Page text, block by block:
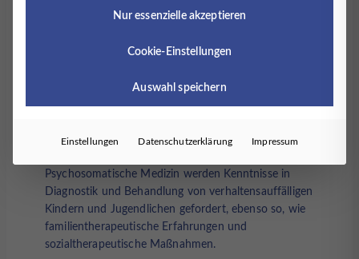
einen großen Druck auf die Kinder ausüben, wobei
Fertigkeiten und Anpassungsstörungen entwickeln.
meist auch im Erwachsenenalter fortsetzen, bedarf
es frühzeitiger ärztlicher psychosomatischer und
Psychosomatische Medizin werden Kenntnisse in
Diagnostik und Behandlung von verhaltensauffälligen
Kindern und Jugendlichen gefordert, ebenso so, wie
familientherapeutische Erfahrungen und
sozialtherapeutische Maßnahmen.
Nur essenzielle akzeptieren
Cookie-Einstellungen
Auswahl speichern
Einstellungen Datenschutzerklärung Impressum